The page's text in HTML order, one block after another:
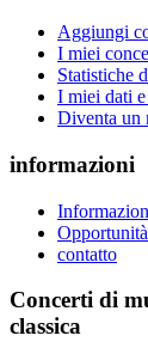
Aggiungi
I miei
Statistiche
I miei dati
Diventa un
informazioni
contatto
Concerti di
classica